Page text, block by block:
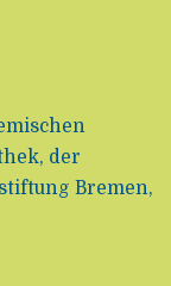
der
Bremen,